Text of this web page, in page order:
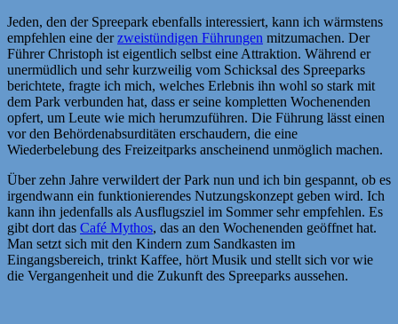
Jeden, den der Spreepark ebenfalls interessiert, kann ich wärmstens
empfehlen eine derzweistündigen Führungen mitzumachen. Der
Führer Christoph ist eigentlich selbst eine Attraktion. Während er
unermüdlich und sehr kurzweilig vom Schicksal des Spreeparks
berichtete, fragte ich mich, welches Erlebnis ihn wohl so stark mit
dem Park verbunden hat, dass er seine kompletten Wochenenden
opfert, um Leute wie mich herumzuführen. Die Führung lässt einen
vor den Behördenabsurditäten erschaudern, die eine
Wiederbelebung des Freizeitparks anscheinend unmöglich machen.
Über zehn Jahre verwildert der Park nun und ich bin gespannt, ob es
irgendwann ein funktionierendes Nutzungskonzept geben wird. Ich
kann ihn jedenfalls als Ausflugsziel im Sommer sehr empfehlen. Es
gibt dort das Café Mythos, das an den Wochenenden geöffnet hat.
Man setzt sich mit den Kindern zum Sandkasten im
Eingangsbereich, trinkt Kaffee, hört Musik und stellt sich vor wie
die Vergangenheit und die Zukunft des Spreeparks aussehen.